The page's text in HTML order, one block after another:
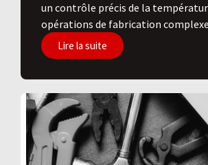
un contrôle précis de la
opérations de fabrication
Lire la suite